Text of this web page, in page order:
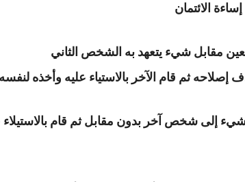
الائتمان
مقابل شيء يتعهد به الشخص الثاني
ثم قام الآخر بالاستياء عليه وأخذه لنفسه
إلى شخص آخر بدون مقابل ثم قام